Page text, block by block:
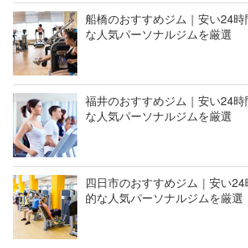
船橋のおすすめジム｜安い24
な人気パーソナルジムを厳選
福井のおすすめジム｜安い24
な人気パーソナルジムを厳選
四日市のおすすめジム｜安い
的な人気パーソナルジムを厳選